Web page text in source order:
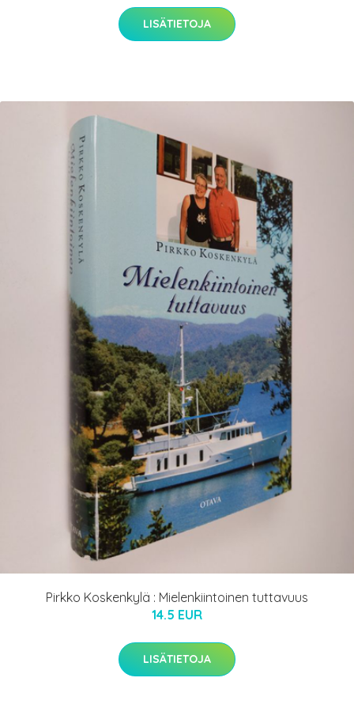
LISÄTIETOJA
Pirkko Koskenkylä : Mielenkiintoinen tuttavuus
14.5 EUR
LISÄTIETOJA